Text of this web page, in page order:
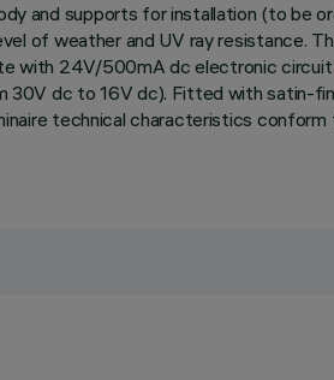
and supports for installation (to be
of weather and UV ray resistance.
with 24V/500mA dc electronic
dc to 16V dc). Fitted with satin-
technical characteristics